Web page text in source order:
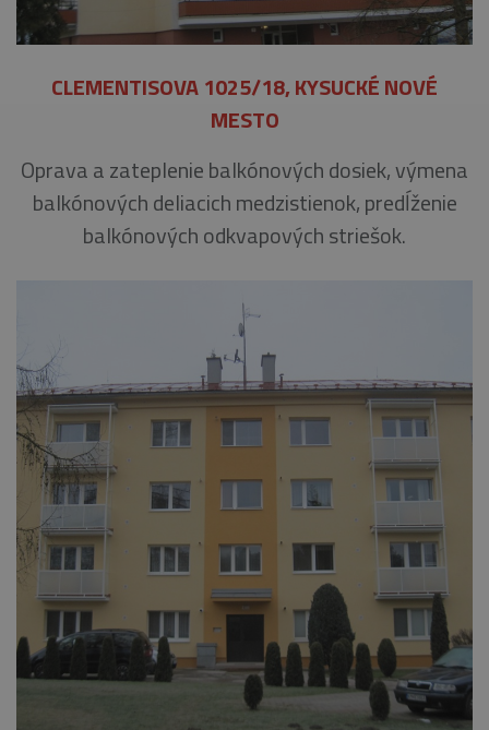
CLEMENTISOVA 1025/18, KYSUCKÉ NOVÉ
MESTO
Oprava a zateplenie balkónových dosiek, výmena
balkónových deliacich medzistienok, predĺženie
balkónových odkvapových striešok.